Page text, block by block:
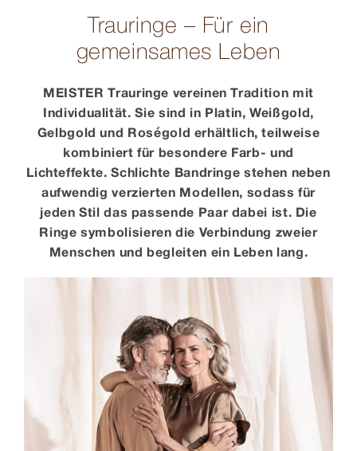
Trauringe – Für ein
gemeinsames Leben
MEISTER Trauringe vereinen Tradition mit
Individualität. Sie sind in Platin, Weißgold,
Gelbgold und Roségold erhältlich, teilweise
kombiniert für besondere Farb- und
Lichteffekte. Schlichte Bandringe stehen neben
aufwendig verzierten Modellen, sodass für
jeden Stil das passende Paar dabei ist. Die
Ringe symbolisieren die Verbindung zweier
Menschen und begleiten ein Leben lang.